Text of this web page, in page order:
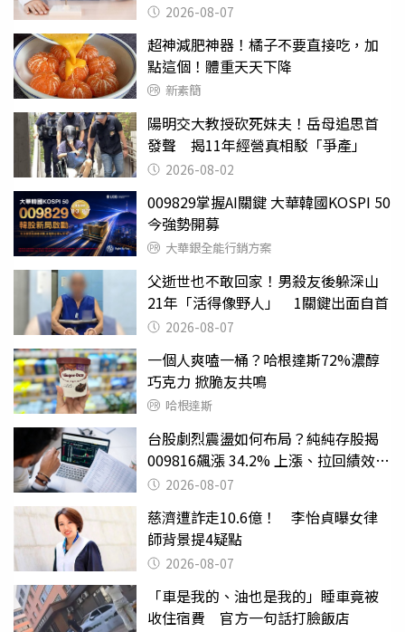
2026-08-07
超神減肥神器！橘子不要直接吃，加
點這個！體重天天下降
新素簡
陽明交大教授砍死妹夫！岳母追思首
發聲 揭11年經營真相駁「爭產」
2026-08-02
009829掌握AI關鍵 大華韓國KOSPI 50
今強勢開募
大華銀全能行銷方案
父逝世也不敢回家！男殺友後躲深山
21年「活得像野人」 1關鍵出面自首
2026-08-07
一個人爽嗑一桶？哈根達斯72%濃醇
巧克力 掀脆友共鳴
哈根達斯
台股劇烈震盪如何布局？純純存股揭
009816飆漲 34.2% 上漲、拉回績效勝
主動式ETF
2026-08-07
慈濟遭詐走10.6億！ 李怡貞曝女律
師背景提4疑點
2026-08-07
「車是我的、油也是我的」睡車竟被
收住宿費 官方一句話打臉飯店